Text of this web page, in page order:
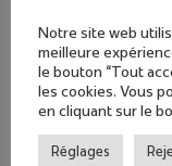
Notre site web
meilleure
le bouton “Tout
les cookies. Vous
en cliquant sur le
Réglages